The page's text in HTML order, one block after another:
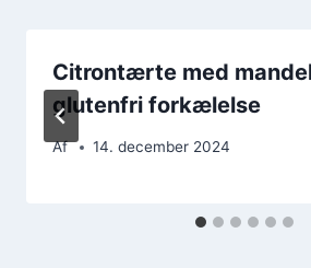
Citrontærte med
glutenfri forkælelse
Af 14. december 2024